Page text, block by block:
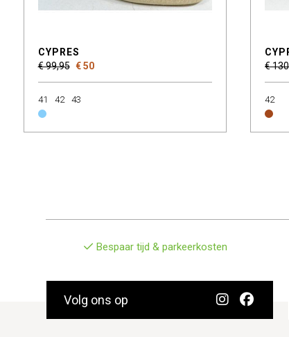
CYPRES
€ 99,95 € 50
41 42 43
€ 130
42
Bespaar tijd & parkeerkosten
Volg ons op